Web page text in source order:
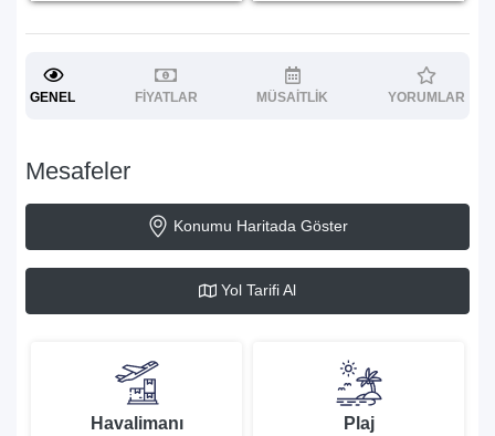
GENEL FIYATLAR MÜSAITLIK YORUMLAR
Mesafeler
Konumu Haritada Göster
Yol Tarifi Al
Havalimanı
Plaj